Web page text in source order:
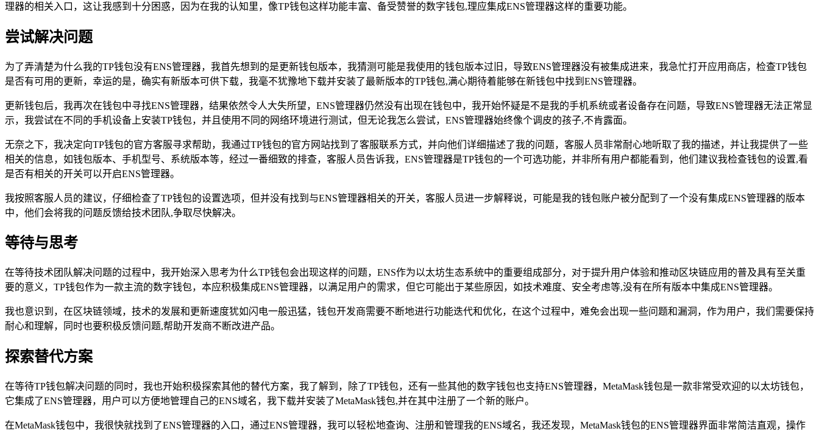
理器的相关入口，这让我感到十分困惑，因为在我的认知里，像TP钱包这样功能丰富、备受赞誉的数字钱包,理应集成ENS管理器这样的重要功能。
尝试解决问题
为了弄清楚为什么我的TP钱包没有ENS管理器，我首先想到的是更新钱包版本，我猜测可能是我使用的钱包版本过旧，导致ENS管理器没有被集成进来，我急忙打开应用商店，检查TP钱包
是否有可用的更新，幸运的是，确实有新版本可供下载，我毫不犹豫地下载并安装了最新版本的TP钱包,满心期待着能够在新钱包中找到ENS管理器。
更新钱包后，我再次在钱包中寻找ENS管理器，结果依然令人大失所望，ENS管理器仍然没有出现在钱包中，我开始怀疑是不是我的手机系统或者设备存在问题，导致ENS管理器无法正常显
示，我尝试在不同的手机设备上安装TP钱包，并且使用不同的网络环境进行测试，但无论我怎么尝试，ENS管理器始终像个调皮的孩子,不肯露面。
无奈之下，我决定向TP钱包的官方客服寻求帮助，我通过TP钱包的官方网站找到了客服联系方式，并向他们详细描述了我的问题，客服人员非常耐心地听取了我的描述，并让我提供了一些
相关的信息，如钱包版本、手机型号、系统版本等，经过一番细致的排查，客服人员告诉我，ENS管理器是TP钱包的一个可选功能，并非所有用户都能看到，他们建议我检查钱包的设置,看
是否有相关的开关可以开启ENS管理器。
我按照客服人员的建议，仔细检查了TP钱包的设置选项，但并没有找到与ENS管理器相关的开关，客服人员进一步解释说，可能是我的钱包账户被分配到了一个没有集成ENS管理器的版本
中，他们会将我的问题反馈给技术团队,争取尽快解决。
等待与思考
在等待技术团队解决问题的过程中，我开始深入思考为什么TP钱包会出现这样的问题，ENS作为以太坊生态系统中的重要组成部分，对于提升用户体验和推动区块链应用的普及具有至关重
要的意义，TP钱包作为一款主流的数字钱包，本应积极集成ENS管理器，以满足用户的需求，但它可能出于某些原因，如技术难度、安全考虑等,没有在所有版本中集成ENS管理器。
我也意识到，在区块链领域，技术的发展和更新速度犹如闪电一般迅猛，钱包开发商需要不断地进行功能迭代和优化，在这个过程中，难免会出现一些问题和漏洞，作为用户，我们需要保持
耐心和理解，同时也要积极反馈问题,帮助开发商不断改进产品。
探索替代方案
在等待TP钱包解决问题的同时，我也开始积极探索其他的替代方案，我了解到，除了TP钱包，还有一些其他的数字钱包也支持ENS管理器，MetaMask钱包是一款非常受欢迎的以太坊钱包，
它集成了ENS管理器，用户可以方便地管理自己的ENS域名，我下载并安装了MetaMask钱包,并在其中注册了一个新的账户。
在MetaMask钱包中，我很快就找到了ENS管理器的入口，通过ENS管理器，我可以轻松地查询、注册和管理我的ENS域名，我还发现，MetaMask钱包的ENS管理器界面非常简洁直观，操作